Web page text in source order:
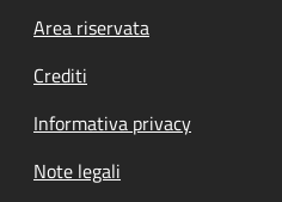
Footer menu
Area riservata
Crediti
Informativa privacy
Note legali